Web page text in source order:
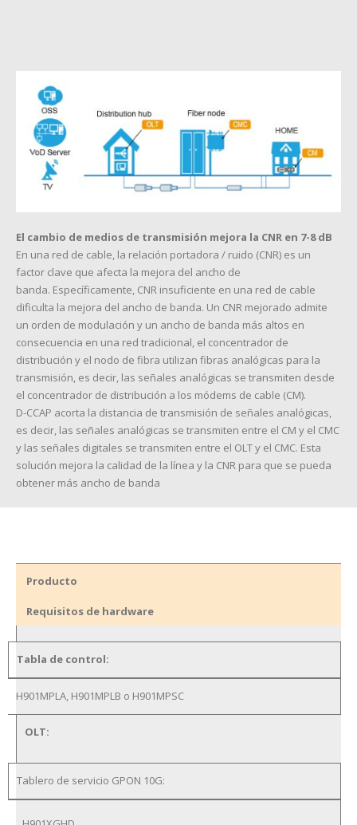
El cambio de medios de transmisión mejora la CNR en 7-8 dB
En una red de cable, la relación portadora / ruido (CNR) es un
factor clave que afecta la mejora del ancho de
banda. Específicamente, CNR insuficiente en una red de cable
dificulta la mejora del ancho de banda. Un CNR mejorado admite
un orden de modulación y un ancho de banda más altos en
consecuencia en una red tradicional, el concentrador de
distribución y el nodo de fibra utilizan fibras analógicas para la
transmisión, es decir, las señales analógicas se transmiten desde
el concentrador de distribución a los módems de cable (CM).
D-CCAP acorta la distancia de transmisión de señales analógicas,
es decir, las señales analógicas se transmiten entre el CM y el CMC
y las señales digitales se transmiten entre el OLT y el CMC. Esta
solución mejora la calidad de la línea y la CNR para que se pueda
obtener más ancho de banda
Producto
Requisitos de hardware
Tabla de control:
H901MPLA, H901MPLB o H901MPSC
OLT:
Tablero de servicio GPON 10G: